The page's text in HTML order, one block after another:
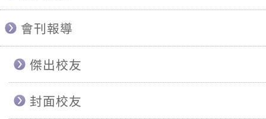
會刊報導
傑出校友
封面校友